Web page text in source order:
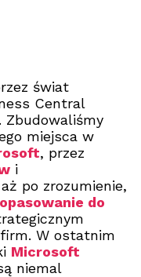
świat
Central
Zbudowaliśmy
miejsca w
, przez
i
po zrozumienie,
do
W ostatnim
Microsoft
niemal